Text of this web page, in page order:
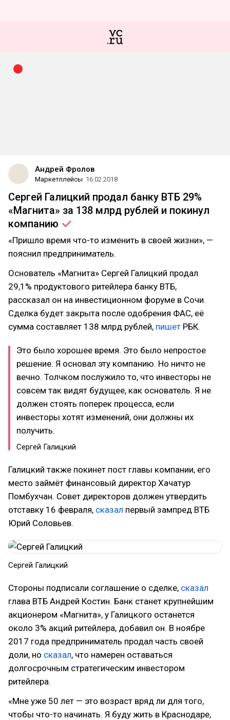
Андрей Фролов
Маркетплейсы 16.02.2018
Сергей Галицкий продал банку ВТБ 29%
«Магнита» за 138 млрд рублей и покинул
компанию
«Пришло время что-то изменить в своей жизни», —
пояснил предприниматель.
Основатель «Магнита» Сергей Галицкий продал
29,1% продуктового ритейлера банку ВТБ,
рассказал он на инвестиционном форуме в Сочи.
Сделка будет закрыта после одобрения ФАС, её
сумма составляет 138 млрд рублей, пишет РБК.
Это было хорошее время. Это было непростое
решение. Я основал эту компанию. Но ничто не
вечно. Толчком послужило то, что инвесторы не
совсем так видят будущее, как основатель. Я не
должен стоять поперек процесса, если
инвесторы хотят изменений, они должны их
получить.
Сергей Галицкий
Галицкий также покинет пост главы компании, его
место займёт финансовый директор Хачатур
Помбухчан. Совет директоров должен утвердить
отставку 16 февраля, сказал первый зампред ВТБ
Юрий Соловьев.
Сергей Галицкий
Стороны подписали соглашение о сделке, сказал
глава ВТБ Андрей Костин. Банк станет крупнейшим
акционером «Магнита», у Галицкого останется
около 3% акций ритейлера, добавил он. В ноябре
2017 года предприниматель продал часть своей
доли, но сказал, что намерен оставаться
долгосрочным стратегическим инвестором
ритейлера.
«Мне уже 50 лет — это возраст вряд ли для того,
чтобы что-то начинать. Я буду жить в Краснодаре,